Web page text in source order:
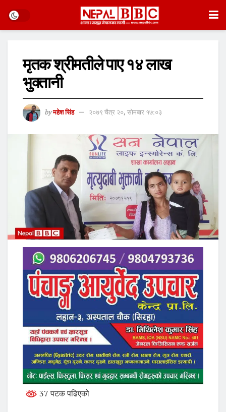
मृतक श्रीमतीले पाए १४ लाख
भुक्तानी
by महेश सिंह २०७९ चैत्र २०, सोमबार १७:०३
37 पटक पढिएको